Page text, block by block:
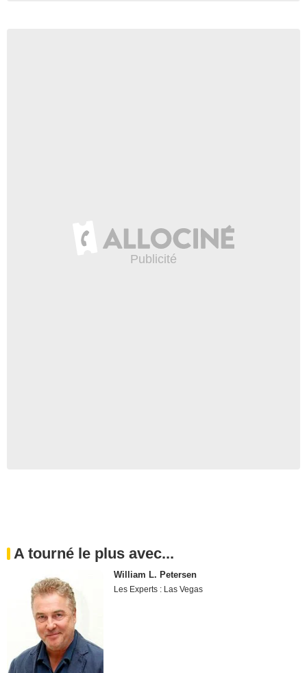
A tourné le plus avec...
William L. Petersen
Les Experts : Las Vegas